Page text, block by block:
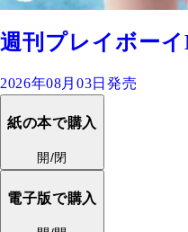
週刊プレイボーイ
2026年08月03日発売
紙の本で購入
開/閉
電子版で購入